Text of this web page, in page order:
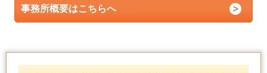
事務所概要はこちらへ